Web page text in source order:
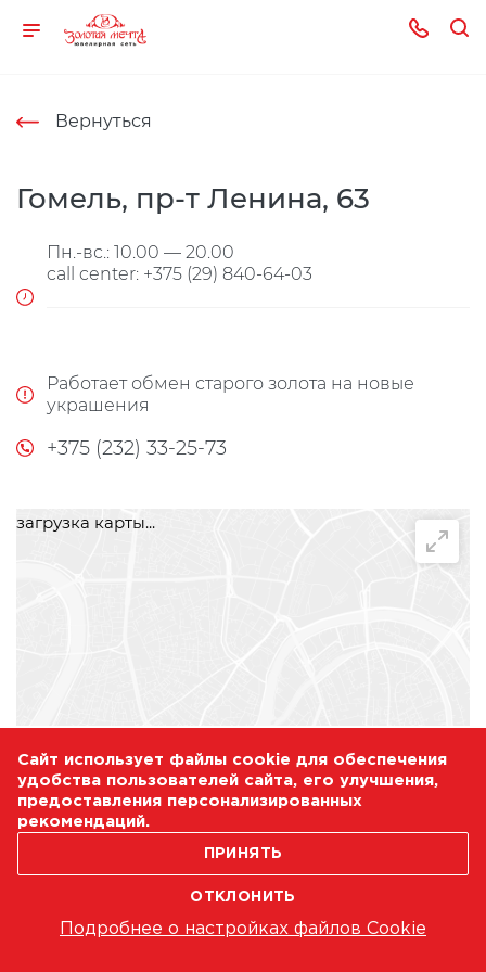
Вернуться
Гомель, пр-т Ленина, 63
Пн.-вс.: 10.00 — 20.00
call center: +375 (29) 840-64-03
Работает обмен старого золота на новые
украшения
+375 (232) 33-25-73
загрузка карты...
Сайт использует файлы cookie для обеспечения
удобства пользователей сайта, его улучшения,
предоставления персонализированных
рекомендаций.
ПРИНЯТЬ
ОТКЛОНИТЬ
Подробнее о настройках файлов Cookie